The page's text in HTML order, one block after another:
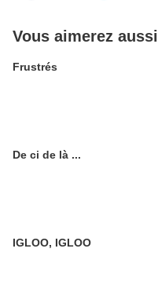
Vous aimerez aussi
Frustrés
De ci de là ...
IGLOO, IGLOO